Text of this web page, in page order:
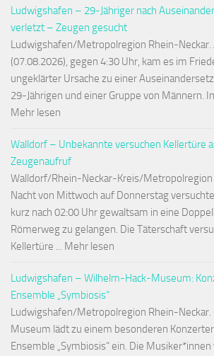
Ludwigshafen – 29-Jähriger nach
verletzt – Zeugen gesucht
Ludwigshafen/Metropolregion Rhein-
(07.08.2026), gegen 4:30 Uhr, kam es im
ungeklärter Ursache zu einer
29-Jährigen und einer Gruppe von Männern.
Mehr lesen
Walldorf – Unbekannte versuchen Kellertüre
Zeugenaufruf
Walldorf/Rhein-Neckar-Kreis/Metropolregion
Nacht von Mittwoch auf Donnerstag
kurz nach 02:00 Uhr gewaltsam in eine
Römerweg zu gelangen. Die Täterschaft
Kellertüre ... Mehr lesen
Ludwigshafen – Wilhelm-Hack-Museum:
Ensemble „Symbiosis“
Ludwigshafen/Metropolregion Rhein-
Museum lädt zu einem besonderen
Ensemble „Symbiosis“ ein. Die